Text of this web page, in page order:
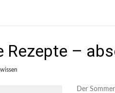
Rezepte –
Der